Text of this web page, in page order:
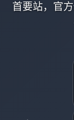
首要站，官